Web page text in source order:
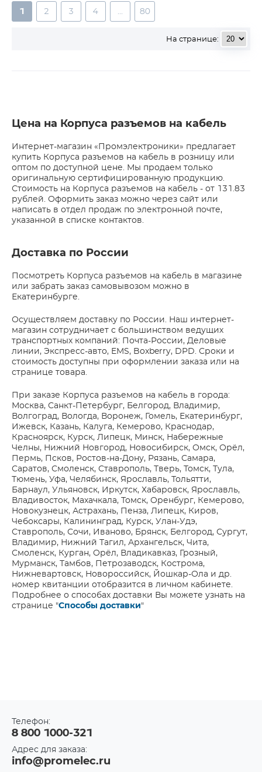
1 2 3 4 ... 80
На странице:
Цена на Корпуса разъемов на кабель
Интернет-магазин «Промэлектроники» предлагает
купить Корпуса разъемов на кабель в розницу или
оптом по доступной цене. Мы продаем только
оригинальную сертифицированную продукцию.
Стоимость на Корпуса разъемов на кабель - от 131.83
рублей. Оформить заказ можно через сайт или
написать в отдел продаж по электронной почте,
указанной в списке контактов.
Доставка по России
Посмотреть Корпуса разъемов на кабель в магазине
или забрать заказ самовывозом можно в
Екатеринбурге.
Осуществляем доставку по России. Наш интернет-
магазин сотрудничает с большинством ведущих
транспортных компаний: Почта-России, Деловые
линии, Экспресс-авто, EMS, Boxberry, DPD. Сроки и
стоимость доступны при оформлении заказа или на
странице товара.
При заказе Корпуса разъемов на кабель в города:
Москва, Санкт-Петербург, Белгород, Владимир,
Волгоград, Вологда, Воронеж, Гомель, Екатеринбург,
Ижевск, Казань, Калуга, Кемерово, Краснодар,
Красноярск, Курск, Липецк, Минск, Набережные
Челны, Нижний Новгород, Новосибирск, Омск, Орёл,
Пермь, Псков, Ростов-на-Дону, Рязань, Самара,
Саратов, Смоленск, Ставрополь, Тверь, Томск, Тула,
Тюмень, Уфа, Челябинск, Ярославль, Тольятти,
Барнаул, Ульяновск, Иркутск, Хабаровск, Ярославль,
Владивосток, Махачкала, Томск, Оренбург, Кемерово,
Новокузнецк, Астрахань, Пенза, Липецк, Киров,
Чебоксары, Калининград, Курск, Улан-Удэ,
Ставрополь, Сочи, Иваново, Брянск, Белгород, Сургут,
Владимир, Нижний Тагил, Архангельск, Чита,
Смоленск, Курган, Орёл, Владикавказ, Грозный,
Мурманск, Тамбов, Петрозаводск, Кострома,
Нижневартовск, Новороссийск, Йошкар-Ола и др.
номер квитанции отобразится в личном кабинете.
Подробнее о способах доставки Вы можете узнать на
странице "Способы доставки"
Телефон:
8 800 1000-321
Адрес для заказа:
info@promelec.ru